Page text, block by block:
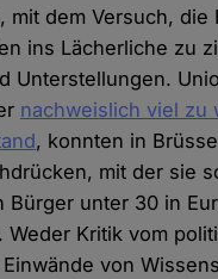
mit dem Versuch, die
ins Lächerliche zu
Unterstellungen.
nachweislich viel zu
, konnten in
mit der sie
Bürger unter 30 in
Weder Kritik vom
von